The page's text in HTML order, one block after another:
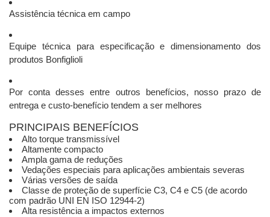
Assistência técnica em campo
Equipe técnica para especificação e dimensionamento dos
produtos Bonfiglioli
Por conta desses entre outros benefícios, nosso prazo de
entrega e custo-benefício tendem a ser melhores
PRINCIPAIS BENEFÍCIOS
Alto torque transmissível
Altamente compacto
Ampla gama de reduções
Vedações especiais para aplicações ambientais severas
Várias versões de saída
Classe de proteção de superfície C3, C4 e C5 (de acordo
com padrão UNI EN ISO 12944-2)
Alta resistência a impactos externos